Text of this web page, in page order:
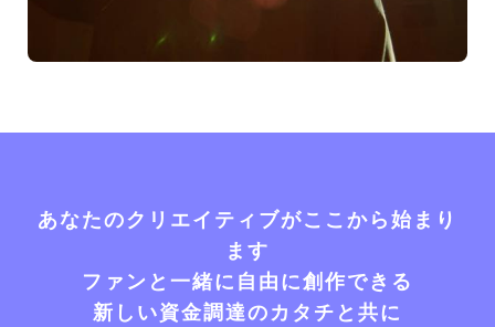
あなたのクリエイティブがここから始まり
ます
ファンと一緒に自由に創作できる
新しい資金調達のカタチと共に